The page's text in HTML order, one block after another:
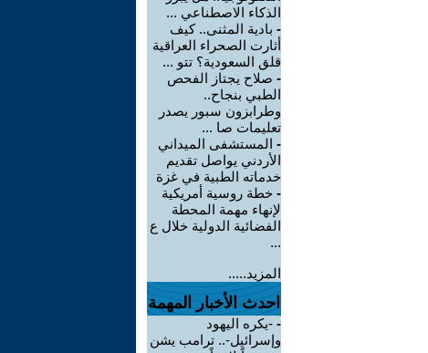
الذكاء الاصطناعي ...
- بادية المثنى.. كيف
أثارت الصحراء العراقية
قلق السعودية؟ تتو ...
- صلاح يجتاز الفحص
الطبي بنجاح..
وطرابزون سبور يصدر
تعليمات صا ...
- المستشفى الميداني
الأردني يواصل تقديم
خدماته الطبية في غزة
- خطة روسية أمريكية
لإنهاء مهمة المحطة
الفضائية الدولية خلال ع
...
المزيد.....
احدث الأخبار المهمة
- -يكره اليهود
وإسرائيل-.. ترامب يشن